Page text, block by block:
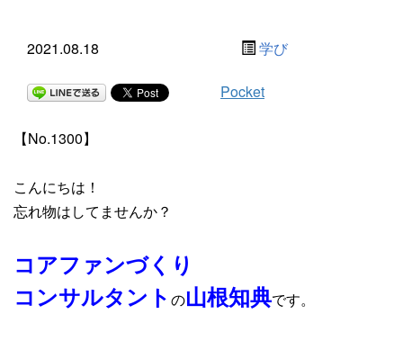
2021.08.18 学び
Pocket
【No.1300】
こんにちは！
忘れ物はしてませんか？
コアファンづくり
コンサルタント の山根知典です。